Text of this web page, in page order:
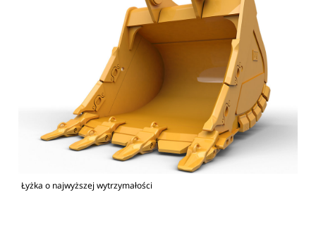
Łyżka o najwyższej wytrzymałości